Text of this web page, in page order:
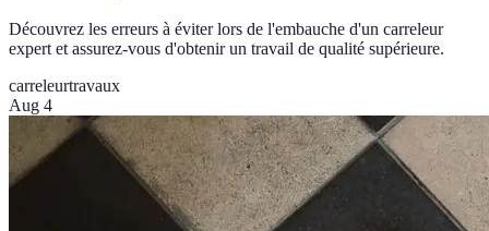
Découvrez les erreurs à éviter lors de l'embauche d'un carreleur
expert et assurez-vous d'obtenir un travail de qualité supérieure.
carreleurtravaux
Aug 4